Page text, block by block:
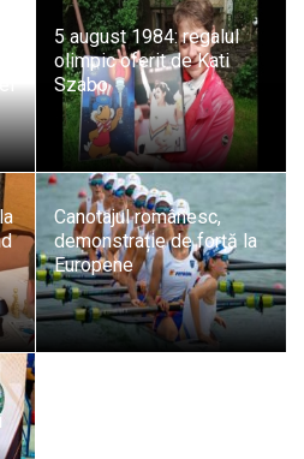
5 august 1984: regalul
olimpic oferit de Kati
Szabo
Canotajul românesc,
demonstrație de forță la
Europene